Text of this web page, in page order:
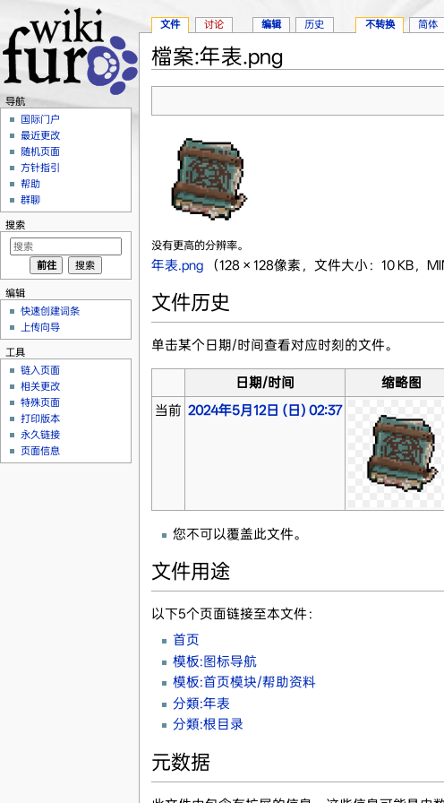
檔案:年表.png
没有更高的分辨率。
年表.png‎ （128 × 128像素，文件大小：10 KB，
文件历史
单击某个日期/时间查看对应时刻的文件。
日期/时间 缩略图
当前 2024年5月12日 (日) 02:37
您不可以覆盖此文件。
文件用途
以下5个页面链接至本文件：
首页
模板:图标导航
模板:首页模块/帮助资料
分類:年表
分類:根目录
元数据
文件 讨论 编辑 历史 不转换 简体
导航
国际门户
最近更改
随机页面
方针指引
帮助
群聊
搜索
编辑
快速创建词条
上传向导
工具
链入页面
相关更改
特殊页面
打印版本
永久链接
页面信息